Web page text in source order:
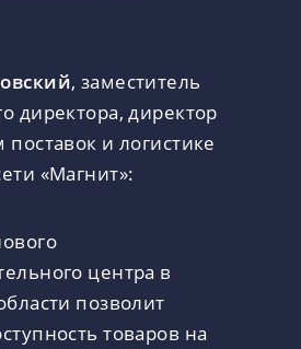
, заместитель
директора, директор
и логистике
«Магнит»:
центра в
позволит
товаров на